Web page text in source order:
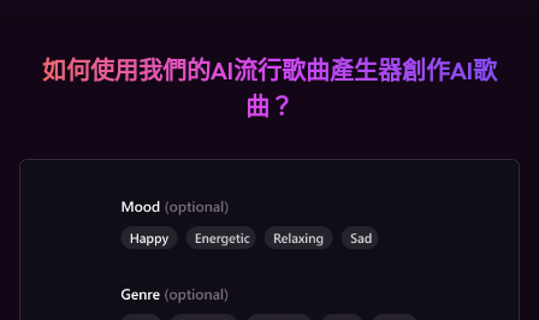
如何使用我們的AI流行歌曲產生器創作AI歌
曲？